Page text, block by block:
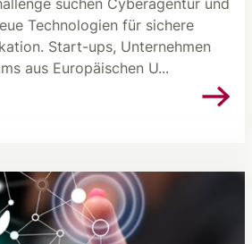
suchen Cyberagentur und
Technologien für sichere
Start-ups, Unternehmen
aus Europäischen U...